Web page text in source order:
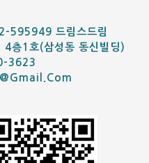
595949 드림스드림
층1호(삼성동 동신빌딩)
3623